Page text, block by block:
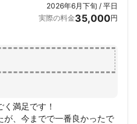
2026年6月下旬 / 平日
実際の料金35,000円
満足です！
が、今までで一番良かったで